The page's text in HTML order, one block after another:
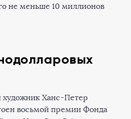
не меньше 10 миллионов
художник Ханс-Петер
восьмой премии Фонда